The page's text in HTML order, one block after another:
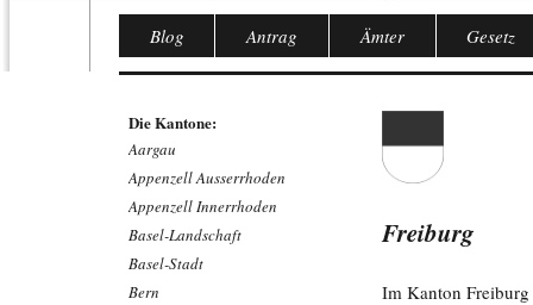
Blog Antrag Ämter Gesetz
Die Kantone:
Aargau
Appenzell Ausserrhoden
Appenzell Innerrhoden
Basel-Landschaft
Basel-Stadt
Bern
Freiburg
Im Kanton Freiburg